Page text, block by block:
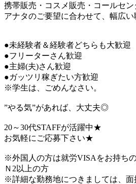
携帯販売・コスメ販売・コールセ
アナタのご要望に合わせて、幅広
●未経験者＆経験者どちらも大歓迎
●フリーターさん歓迎
●主婦(夫)さん歓迎
●ガッツリ稼ぎたい方歓迎
※学生は、ごめんなさい。
”やる気”があれば、大丈夫◎
20～30代STAFFが活躍中★
お気軽にご応募下さい★
※外国人の方は就労VISAをお持ち
Ｎ2以上の方
※詳細な勤務地につきましては、